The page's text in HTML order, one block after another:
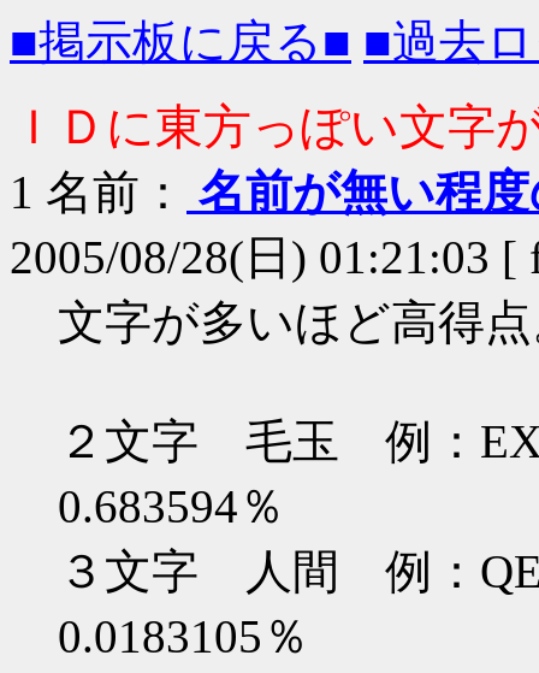
■掲示板に戻る■ ■過去
ＩＤに東方っぽい文
1 名前：
名前が無い程
2005/08/28(日) 01:21:03
文字が多いほど高得
２文字 毛玉
0.683594％
３文字 人間 例
0.0183105％